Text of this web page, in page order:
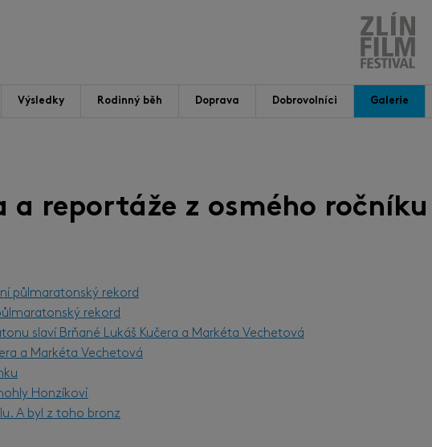
Výsledky Rodinný běh Doprava Dobrovolníci Galerie
a reportáže z osmého ročníku
půlmaratonský rekord
rekord
slaví Brňané Lukáš Kučera a Markéta Vechetová
a Markéta Vechetová
Honzíkovi
A byl z toho bronz